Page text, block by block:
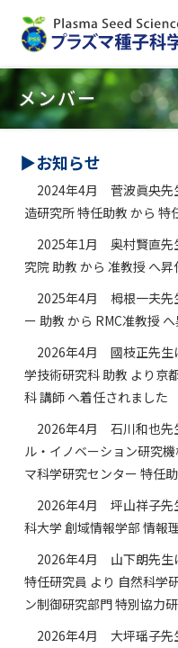
Home
メンバー
研究内容
ENGLISH
メンバー
▶お知らせ
2024年4月 菅波眞央先
造研究所 特任助教 から 特
2025年1月 奥村賢直先
究院 助教 から 准教授 へ
2025年4月 栂根一夫先
ー 助教 から RMC准教授
2026年4月 國枝正先生
学技術研究科 助教 より京
科 講師 へ着任されました
2026年4月 石川和也先
ル・イノベーション研究
マ科学研究センター 特任
2026年4月 坪山祥子先
科大学 創域情報学部 情報
2026年4月 山下朗先生
特任研究員 より 自然科学
ン制御研究部門 特別協力
2026年4月 大坪瑶子先